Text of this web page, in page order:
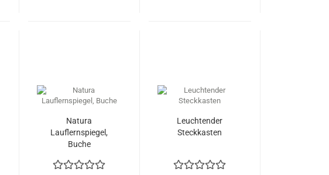
Natura
Lauflernspiegel,
Buche
Leuchtender
Steckkasten